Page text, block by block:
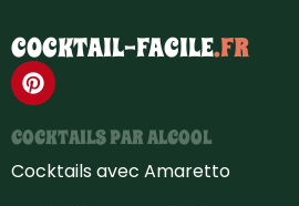
COCKTAIL-FACILE.FR
COCKTAILS PAR ALCOOL
Cocktails avec Amaretto